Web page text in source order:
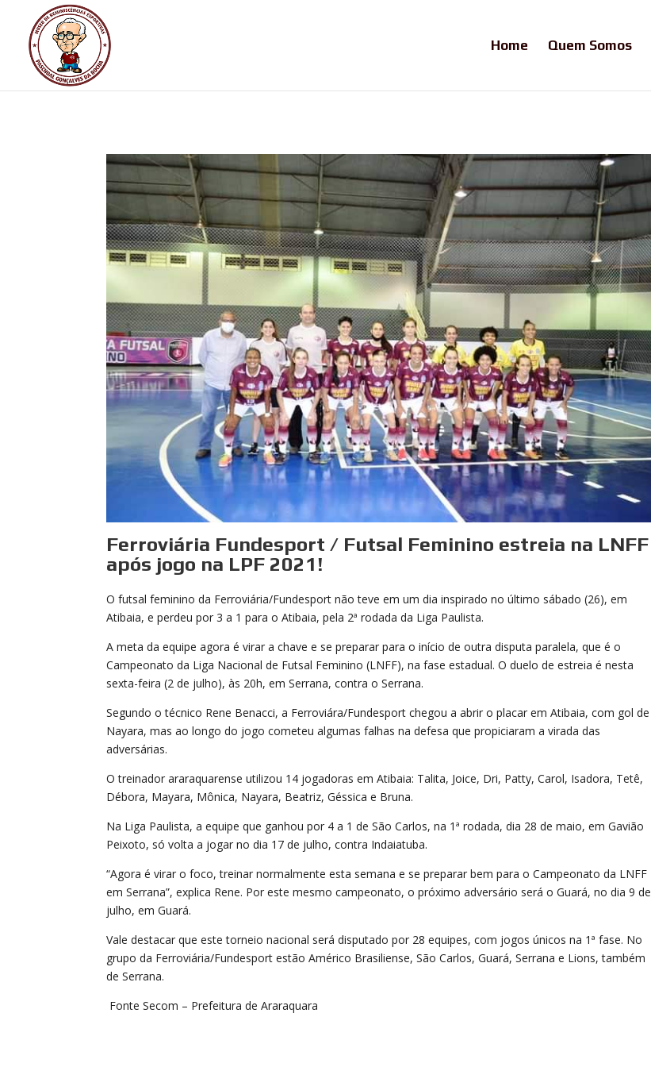
Home Quem Somos
Ferroviária Fundesport / Futsal Feminino estreia na LNFF
após jogo na LPF 2021!
O futsal feminino da Ferroviária/Fundesport não teve em um dia inspirado no último sábado (26), em
Atibaia, e perdeu por 3 a 1 para o Atibaia, pela 2ª rodada da Liga Paulista.
A meta da equipe agora é virar a chave e se preparar para o início de outra disputa paralela, que é o
Campeonato da Liga Nacional de Futsal Feminino (LNFF), na fase estadual. O duelo de estreia é nesta
sexta-feira (2 de julho), às 20h, em Serrana, contra o Serrana.
Segundo o técnico Rene Benacci, a Ferroviára/Fundesport chegou a abrir o placar em Atibaia, com gol de
Nayara, mas ao longo do jogo cometeu algumas falhas na defesa que propiciaram a virada das
adversárias.
O treinador araraquarense utilizou 14 jogadoras em Atibaia: Talita, Joice, Dri, Patty, Carol, Isadora, Tetê,
Débora, Mayara, Mônica, Nayara, Beatriz, Géssica e Bruna.
Na Liga Paulista, a equipe que ganhou por 4 a 1 de São Carlos, na 1ª rodada, dia 28 de maio, em Gavião
Peixoto, só volta a jogar no dia 17 de julho, contra Indaiatuba.
“Agora é virar o foco, treinar normalmente esta semana e se preparar bem para o Campeonato da LNFF
em Serrana”, explica Rene. Por este mesmo campeonato, o próximo adversário será o Guará, no dia 9 de
julho, em Guará.
Vale destacar que este torneio nacional será disputado por 28 equipes, com jogos únicos na 1ª fase. No
grupo da Ferroviária/Fundesport estão Américo Brasiliense, São Carlos, Guará, Serrana e Lions, também
de Serrana.
Fonte Secom – Prefeitura de Araraquara